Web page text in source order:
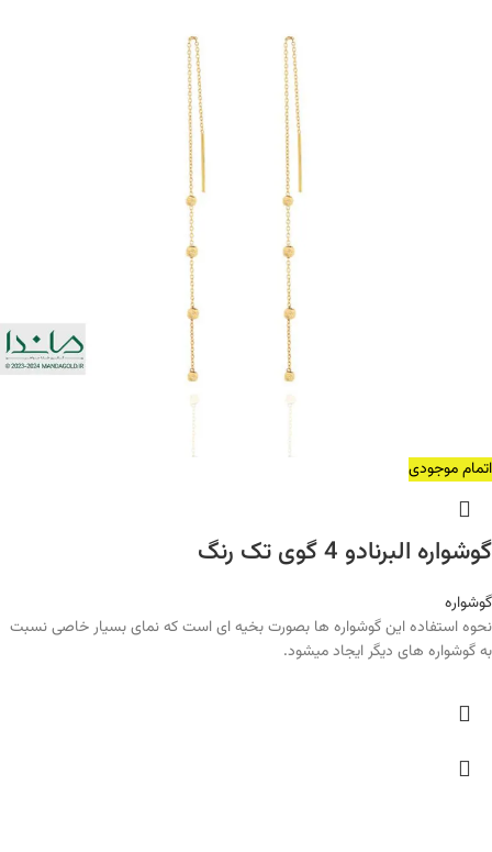
اتمام موجودی
گوشواره البرنادو 4 گوی تک رنگ
گوشواره
نحوه استفاده این گوشواره ها بصورت بخیه ای است که نمای بسیار خاصی نسبت
به گوشواره های دیگر ایجاد میشود.